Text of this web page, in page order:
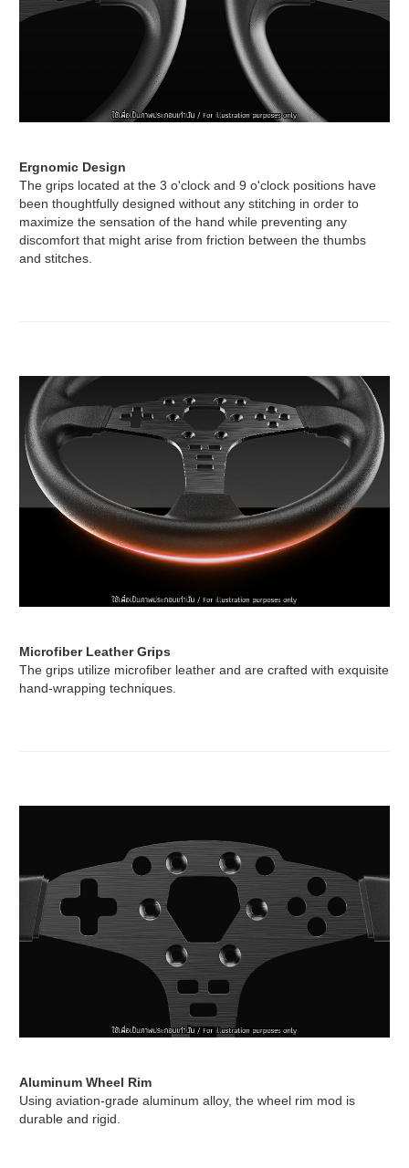
Ergnomic Design
The grips located at the 3 o'clock and 9 o'clock positions have
been thoughtfully designed without any stitching in order to
maximize the sensation of the hand while preventing any
discomfort that might arise from friction between the thumbs
and stitches.
Microfiber Leather Grips
The grips utilize microfiber leather and are crafted with exquisite
hand-wrapping techniques.
Aluminum Wheel Rim
Using aviation-grade aluminum alloy, the wheel rim mod is
durable and rigid.